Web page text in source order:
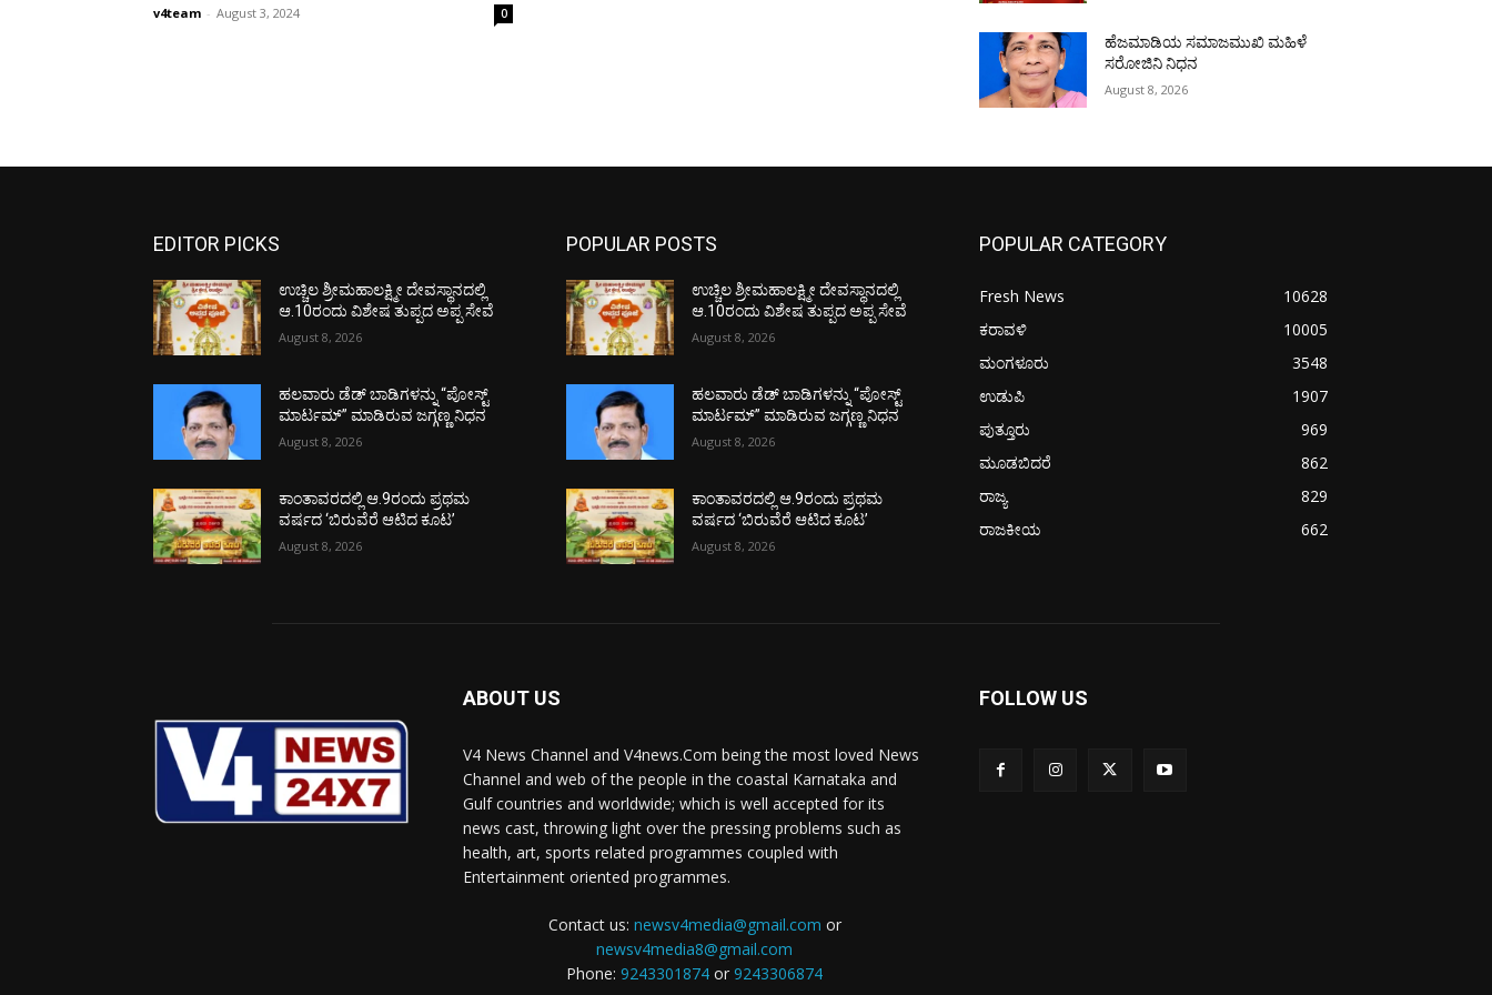
v4team - August 3, 2024 0
ಹೆಜಮಾಡಿಯ ಸಮಾಜಮುಖಿ ಮಹಿಳೆ
ಸರೋಜಿನಿ ನಿಧನ
August 8, 2026
EDITOR PICKS
ಉಚ್ಚಿಲ ಶ್ರೀಮಹಾಲಕ್ಷ್ಮೀ ದೇವಸ್ಥಾನದಲ್ಲಿ
ಆ.10ರಂದು ವಿಶೇಷ ತುಪ್ಪದ ಅಪ್ಪ ಸೇವೆ
August 8, 2026
ಹಲವಾರು ಡೆಡ್ ಬಾಡಿಗಳನ್ನು “ಪೋಸ್ಟ್
ಮಾರ್ಟಮ್” ಮಾಡಿರುವ ಜಗ್ಗಣ್ಣ ನಿಧನ
August 8, 2026
ಕಾಂತಾವರದಲ್ಲಿ ಆ.9ರಂದು ಪ್ರಥಮ
ವರ್ಷದ ‘ಬಿರುವೆರೆ ಆಟಿದ ಕೂಟ’
August 8, 2026
POPULAR POSTS
ಉಚ್ಚಿಲ ಶ್ರೀಮಹಾಲಕ್ಷ್ಮೀ ದೇವಸ್ಥಾನದಲ್ಲಿ
ಆ.10ರಂದು ವಿಶೇಷ ತುಪ್ಪದ ಅಪ್ಪ ಸೇವೆ
August 8, 2026
ಹಲವಾರು ಡೆಡ್ ಬಾಡಿಗಳನ್ನು “ಪೋಸ್ಟ್
ಮಾರ್ಟಮ್” ಮಾಡಿರುವ ಜಗ್ಗಣ್ಣ ನಿಧನ
August 8, 2026
ಕಾಂತಾವರದಲ್ಲಿ ಆ.9ರಂದು ಪ್ರಥಮ
ವರ್ಷದ ‘ಬಿರುವೆರೆ ಆಟಿದ ಕೂಟ’
August 8, 2026
POPULAR CATEGORY
Fresh News
10628
ಕರಾವಳಿ
10005
ಮಂಗಳೂರು
3548
ಉಡುಪಿ
1907
ಪುತ್ತೂರು
969
ಮೂಡಬಿದರೆ
862
ರಾಜ್ಯ
829
ರಾಜಕೀಯ
662
ABOUT US
V4 News Channel and V4news.Com being the most loved News
Channel and web of the people in the coastal Karnataka and
Gulf countries and worldwide; which is well accepted for its
news cast, throwing light over the pressing problems such as
health, art, sports related programmes coupled with
Entertainment oriented programmes.
Contact us: newsv4media@gmail.com or
newsv4media8@gmail.com
Phone: 9243301874 or 9243306874
FOLLOW US